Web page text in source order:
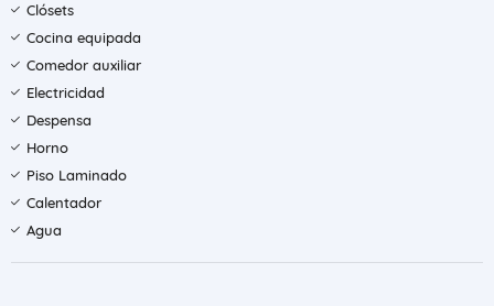
Clósets
Cocina equipada
Comedor auxiliar
Electricidad
Despensa
Horno
Piso Laminado
Calentador
Agua